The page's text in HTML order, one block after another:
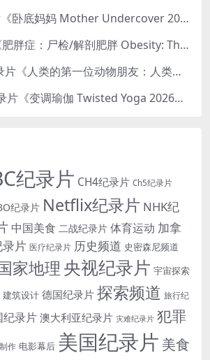
HULU纪录片《卧底妈妈 Mother Undercover 2023》全4集 英语中英双字 官方纯净版 1080P/MKV/7.6G 拯救孩子
BBC纪录片《肥胖症：尸检/解剖肥胖 Obesity: The Post Mortem 2016》英语中英双字 无水印纯净版 1080P/MKV/1.03G
Boreales纪录片《人类的第一位动物朋友：人类和狗的神奇故事 Man’s First Friend 2018》英语中英双字 1080P/MP4/1.8G 狗的神奇故事
AppleTV纪录片《变调瑜伽 Twisted Yoga 2026》全3集 英语中英双字 无水印纯净版 1080P/MKV/10G 瑜伽大师背后的真相
纪录片 CH4纪录片 Ch5纪录片
纪录片 Netflix纪录片 NHK纪
中国美食 二战纪录片 体育运动 加拿
片 医疗纪录片 历史频道 史密森尼频道
家地理 央视纪录片 宇宙探索
建筑设计 德国纪录片 探索频道 旅行纪
纪录片 澳大利亚纪录片 灾难纪录片 犯罪
作 电影幕后 美国纪录片 美食